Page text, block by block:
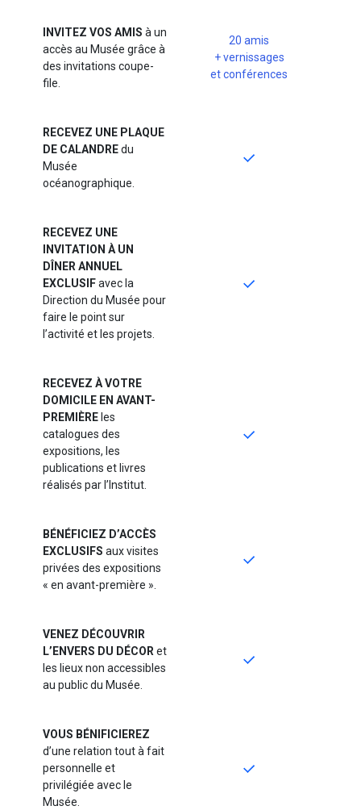
INVITEZ VOS AMIS à un
accès au Musée grâce à
des invitations coupe-
file.
20 amis
+ vernissages
et conférences
RECEVEZ UNE PLAQUE
DE CALANDREdu
Musée
océanographique.
RECEVEZ UNE
INVITATION À UN
DÎNER ANNUEL
EXCLUSIFavec la
Direction du Musée pour
faire le point sur
l’activité et les projets.
RECEVEZ À VOTRE
DOMICILE EN AVANT-
PREMIÈRE les
catalogues des
expositions, les
publications et livres
réalisés par l’Institut.
BÉNÉFICIEZ D’ACCÈS
EXCLUSIFS aux visites
privées des expositions
« en avant-première ».
VENEZ DÉCOUVRIR
L’ENVERS DU DÉCOR et
les lieux non accessibles
au public du Musée.
VOUS BÉNIFICIEREZ
d’une relation tout à fait
personnelle et
privilégiée avec le
Musée.